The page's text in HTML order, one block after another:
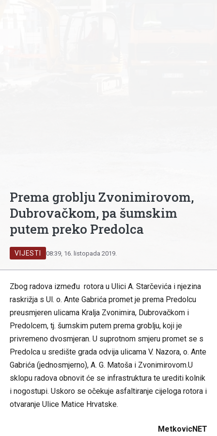
Prema groblju Zvonimirovom,
Dubrovačkom, pa šumskim
putem preko Predolca
VIJESTI 08:39, 16. listopada 2019.
Zbog radova između rotora u Ulici A. Starčevića i njezina
raskrižja s Ul. o. Ante Gabrića promet je prema Predolcu
preusmjeren ulicama Kralja Zvonimira, Dubrovačkom i
Predolcem, tj. šumskim putem prema groblju, koji je
privremeno dvosmjeran. U suprotnom smjeru promet se s
Predolca u središte grada odvija ulicama V. Nazora, o. Ante
Gabrića (jednosmjerno), A. G. Matoša i Zvonimirovom.U
sklopu radova obnovit će se infrastruktura te urediti kolnik
i nogostupi. Uskoro se očekuje asfaltiranje cijeloga rotora i
otvaranje Ulice Matice Hrvatske.
MetkovicNET